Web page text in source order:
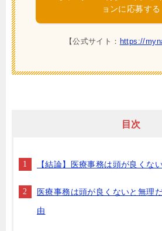
ョンに応募する
【公式サイト： https://
目次
【結論】医療事務は頭が良くな
医療事務は頭が良くないと無理
由